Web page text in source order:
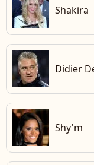
Shakira
Didier
Shy'm